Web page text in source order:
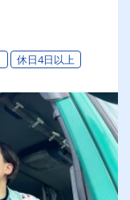
休日4日以上